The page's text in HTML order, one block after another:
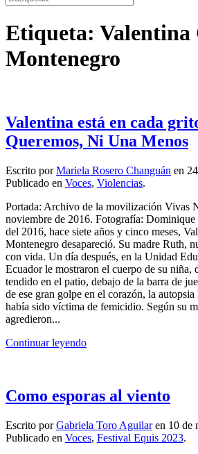
Etiqueta: Valentina
Montenegro
Valentina está en cada
Queremos, Ni Una Menos
Escrito porMariela Rosero Changuán en
Publicado en Voces, Violencias.
Portada: Archivo de la movilización Vivas
noviembre de 2016. Fotografía:
del 2016, hace siete años y cinco meses,
Montenegro desapareció. Su madre Ruth,
con vida. Un día después, en la Unidad
Ecuador le mostraron el cuerpo de su niña,
tendido en el patio, debajo de la barra de
de ese gran golpe en el corazón, la
había sido víctima de femicidio. Según su
agredieron...
Continuar leyendo
Como esporas al viento
Escrito porGabriela Toro Aguilaren 10 de
Publicado en Voces, Festival Equis 2023.